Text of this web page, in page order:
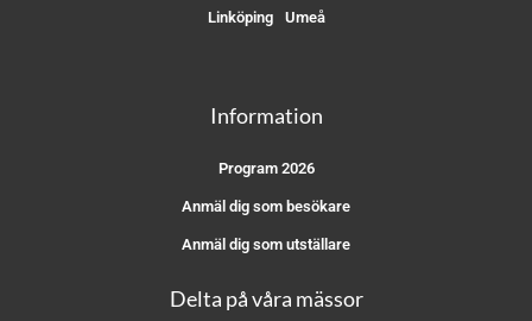
Linköping Umeå
Information
Program 2026
Anmäl dig som besökare
Anmäl dig som utställare
Delta på våra mässor